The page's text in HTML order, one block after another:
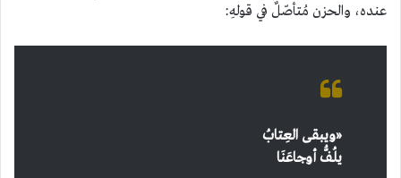
عنده، والحزن مُتأصّلٌ في قولهِ:
«ويبقى العِتابُ
يلُفُّ أوجاعَنَا